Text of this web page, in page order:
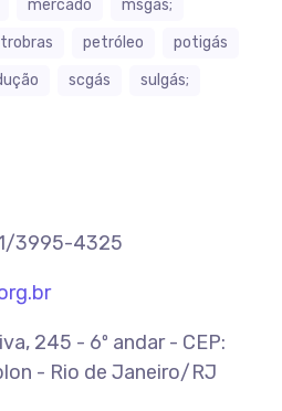
mercado
msgás;
petróleo
potigás
scgás
sulgás;
3995-4325
245 - 6º andar - CEP:
- Rio de Janeiro/RJ